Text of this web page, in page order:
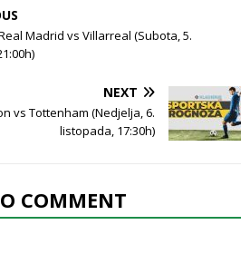
Madrid vs Villarreal (Subota, 5.
NEXT
vs Tottenham (Nedjelja, 6.
listopada, 17:30h)
COMMENT